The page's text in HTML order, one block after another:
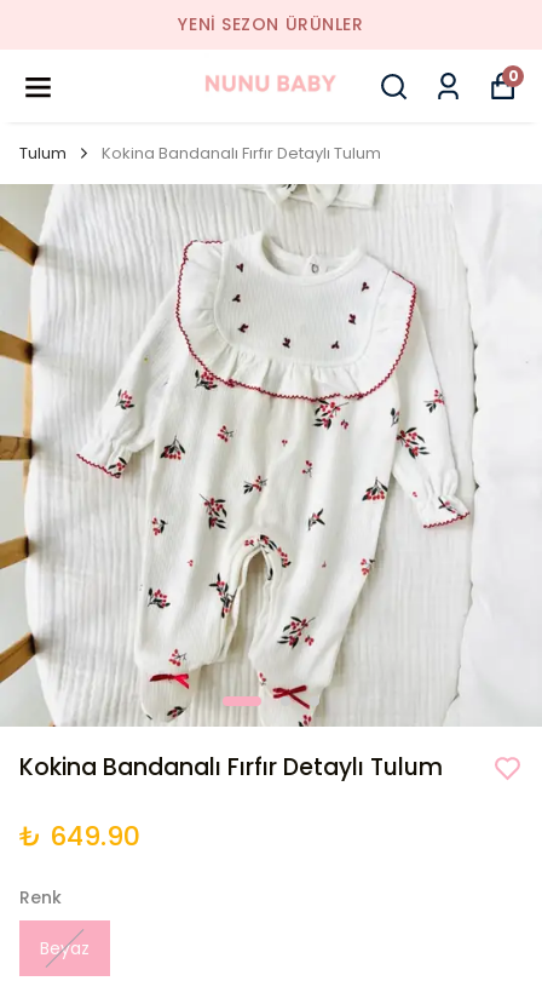
YENI SEZON ÜRÜNLER
0
Tulum Kokina Bandanalı Fırfır Detaylı Tulum
Kokina Bandanalı Fırfır Detaylı Tulum
₺ 649.90
Renk
Beyaz